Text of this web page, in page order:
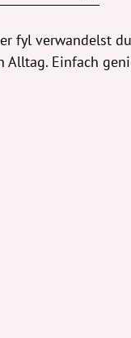
fyl verwandelst
Einfach